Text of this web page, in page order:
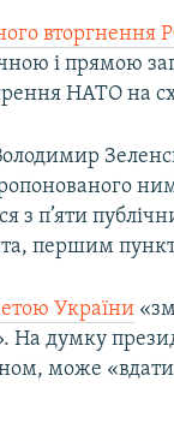
вторгнення
і прямою
НАТО на
з п’яти
першим
України
думку
може